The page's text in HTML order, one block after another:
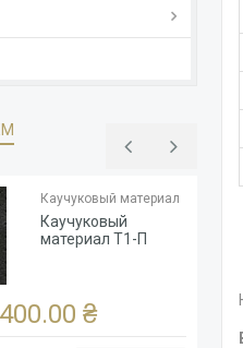
Каучуковый материал
Каучуковый
материал Т1-П
400.00 ₴